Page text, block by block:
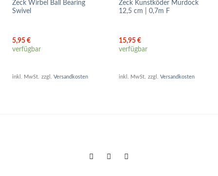
Zeck Wirbel Ball Bearing
Swivel
5,95 €
verfügbar
inkl. MwSt. zzgl. Versandkosten
Zeck Kunstköder Murdock
12,5 cm | 0,7m F
15,95 €
verfügbar
inkl. MwSt. zzgl. Versandkosten